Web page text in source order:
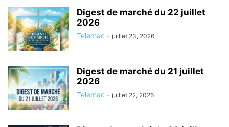
Digest de marché du 22 juillet
2026
Telemac - juillet 23, 2026
Digest de marché du 21 juillet
2026
Telemac - juillet 22, 2026